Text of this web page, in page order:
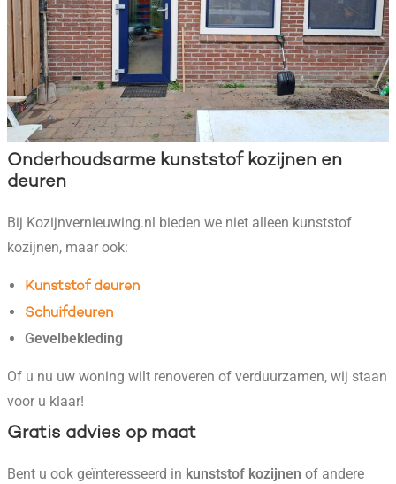
Onderhoudsarme kunststof kozijnen en
deuren
Bij Kozijnvernieuwing.nl bieden we niet alleen kunststof
kozijnen, maar ook:
Kunststof deuren
Schuifdeuren
Gevelbekleding
Of u nu uw woning wilt renoveren of verduurzamen, wij staan
voor u klaar!
Gratis advies op maat
Bent u ook geïnteresseerd in kunststof kozijnen of andere